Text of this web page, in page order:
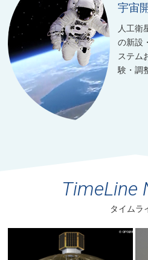
宇宙
人工衛
の新設
ステム
験・調
TimeLine
タイムラ